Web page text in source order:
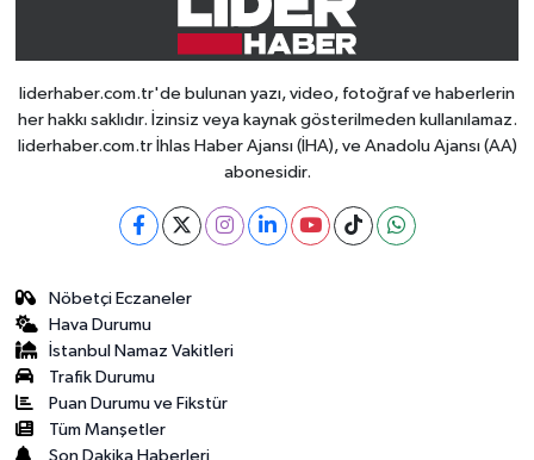
liderhaber.com.tr'de bulunan yazı, video, fotoğraf ve haberlerin
her hakkı saklıdır. İzinsiz veya kaynak gösterilmeden kullanılamaz.
liderhaber.com.tr İhlas Haber Ajansı (İHA), ve Anadolu Ajansı (AA)
abonesidir.
Nöbetçi Eczaneler
Hava Durumu
İstanbul Namaz Vakitleri
Trafik Durumu
Puan Durumu ve Fikstür
Tüm Manşetler
Son Dakika Haberleri